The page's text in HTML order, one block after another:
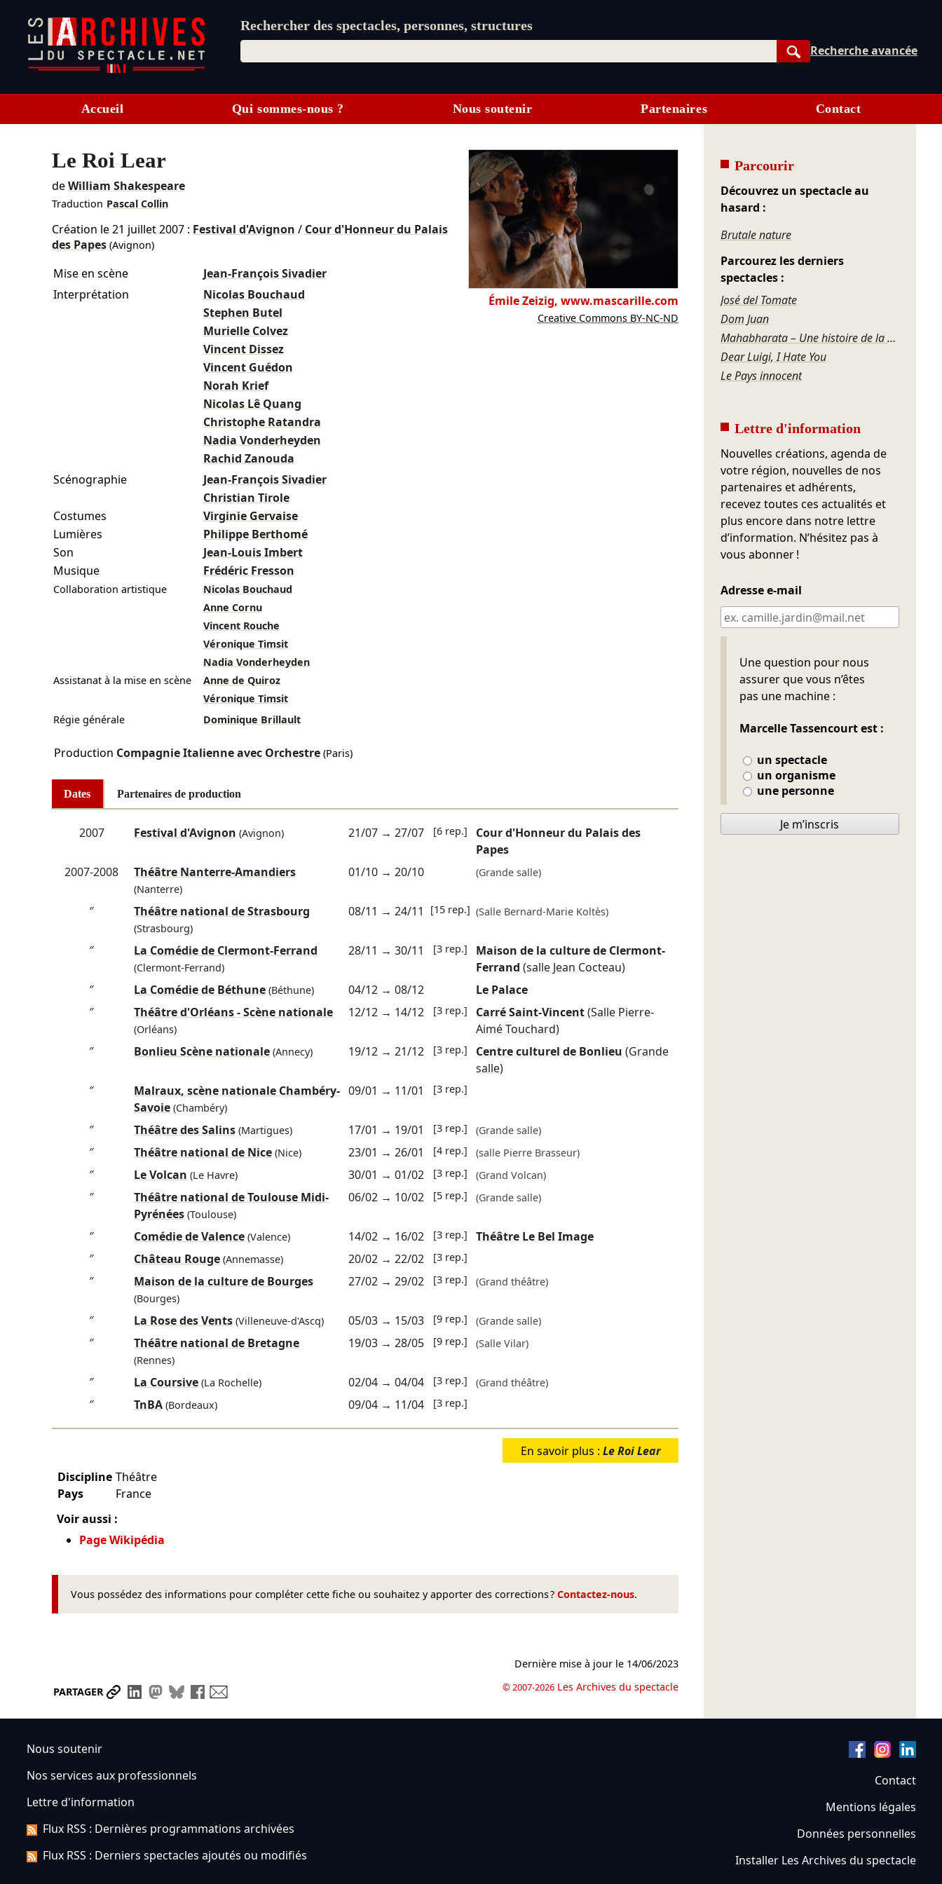
Rechercher des spectacles, personnes, structures
Rechercher
Recherche avancée
Accueil Qui sommes-nous ? Nous soutenir Partenaires Contact
Émile Zeizig, www.mascarille.com
Creative Commons BY-NC-ND
Le Roi Lear
deWilliam Shakespeare
Traduction Pascal Collin
Création le21 juillet 2007: Festival d'Avignon / Cour d'Honneur du Palais
des Papes(Avignon)
Mise en scène
Jean-François Sivadier
Interprétation
Nicolas Bouchaud
Stephen Butel
Murielle Colvez
Vincent Dissez
Vincent Guédon
Norah Krief
Nicolas Lê Quang
Christophe Ratandra
Nadia Vonderheyden
Rachid Zanouda
Scénographie
Jean-François Sivadier
Christian Tirole
Costumes
Virginie Gervaise
Lumières
Philippe Berthomé
Son
Jean-Louis Imbert
Musique
Frédéric Fresson
Collaboration artistique
Nicolas Bouchaud
Anne Cornu
Vincent Rouche
Véronique Timsit
Nadia Vonderheyden
Assistanat à la mise en scène
Anne de Quiroz
Véronique Timsit
Régie générale
Dominique Brillault
Production Compagnie Italienne avec Orchestre(Paris)
Dates Partenaires de production
2007 Festival d'Avignon (Avignon) 21/07→ 27/07 [6 rep.]
Cour d'Honneur du Palais des
Papes
2007-2008
Théâtre Nanterre-Amandiers
(Nanterre)
01/10→ 20/10 (Grande salle)
″ Théâtre national de Strasbourg
(Strasbourg)
08/11 → 24/11 [15 rep.] (Salle Bernard-Marie Koltès)
″ La Comédie de Clermont-Ferrand
(Clermont-Ferrand)
28/11 → 30/11 [3 rep.]
Maison de la culture de Clermont-
Ferrand (salle Jean Cocteau)
″
La Comédie de Béthune(Béthune) 04/12→ 08/12
Le Palace
″
Théâtre d'Orléans - Scène nationale
(Orléans)
12/12→ 14/12 [3 rep.] Carré Saint-Vincent(Salle Pierre-
Aimé Touchard)
″
Bonlieu Scène nationale(Annecy) 19/12→ 21/12 [3 rep.] Centre culturel de Bonlieu (Grande
salle)
″
Malraux, scène nationale Chambéry-
Savoie(Chambéry)
09/01 → 11/01 [3 rep.]
″ Théâtre des Salins(Martigues) 17/01 → 19/01 [3 rep.] (Grande salle)
″ Théâtre national de Nice(Nice) 23/01 → 26/01 [4 rep.] (salle Pierre Brasseur)
″ Le Volcan (Le Havre) 30/01 → 01/02 [3 rep.] (Grand Volcan)
″
Théâtre national de Toulouse Midi-
Pyrénées(Toulouse)
06/02→ 10/02 [5 rep.] (Grande salle)
″ Comédie de Valence(Valence) 14/02→ 16/02 [3 rep.]
Théâtre Le Bel Image
″
Château Rouge(Annemasse) 20/02→ 22/02 [3 rep.]
″ Maison de la culture de Bourges
(Bourges)
27/02→ 29/02 [3 rep.] (Grand théâtre)
″ La Rose des Vents(Villeneuve-d'Ascq) 05/03→ 15/03 [9 rep.] (Grande salle)
″ Théâtre national de Bretagne
(Rennes)
19/03→ 28/05 [9 rep.] (Salle Vilar)
″ La Coursive(La Rochelle) 02/04→ 04/04 [3 rep.] (Grand théâtre)
″ TnBA(Bordeaux) 09/04→ 11/04 [3 rep.]
En savoir plus : Le Roi Lear
Discipline Théâtre
Pays
France
Voir aussi :
Page Wikipédia
Vous possédez des informations pour compléter cette fiche ou souhaitez y apporter des corrections ? Contactez-nous.
PARTAGER Partager le lien
Partager sur LinkedIn
Partager sur Mastodon
Partager sur Bluesky
Partager sur Facebook
Dernière mise à jour le 14/06/2023
© 2007-2026 Les Archives du spectacle
Parcourir
Découvrez un spectacle au
hasard :
Brutale nature
Parcourez les derniers
spectacles :
José del Tomate
Dom Juan
Mahabharata – Une histoire de la violence
Dear Luigi, I Hate You
Le Pays innocent
Lettre d'information
Nouvelles créations, agenda de
votre région, nouvelles de nos
partenaires et adhérents,
recevez toutes ces actualités et
plus encore dans notre lettre
d’information. N’hésitez pas à
vous abonner !
Adresse e-mail
Une question pour nous
assurer que vous n’êtes
pas une machine :
Marcelle Tassencourt est :
un spectacle
un organisme
une personne
Ne pas remplir
Je m’inscris
Nous soutenir
Nos services aux professionnels
Lettre d'information
Flux RSS : Dernières programmations archivées
Flux RSS : Derniers spectacles ajoutés ou modifiés
Contact
Mentions légales
Données personnelles
Installer Les Archives du spectacle